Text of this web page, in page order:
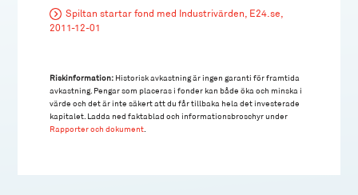
Spiltan startar fond med Industrivärden, E24.se,
2011-12-01
Riskinformation: Historisk avkastning är ingen garanti för framtida
avkastning. Pengar som placeras i fonder kan både öka och minska i
värde och det är inte säkert att du får tillbaka hela det investerade
kapitalet. Ladda ned faktablad och informationsbroschyr under
Rapporter och dokument